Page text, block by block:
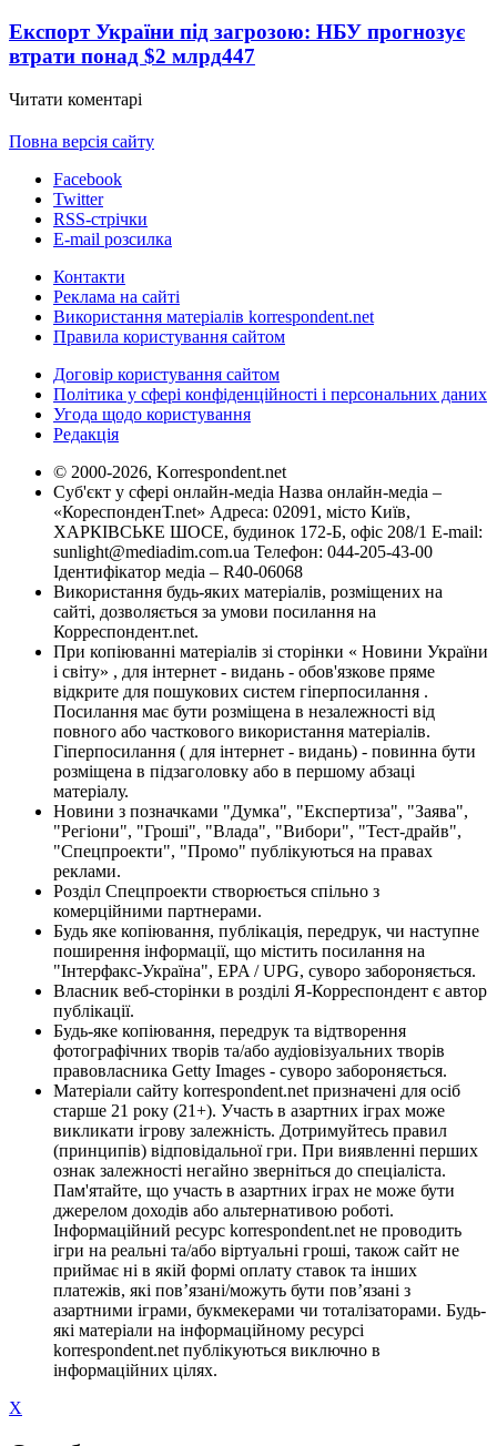
Експорт України під загрозою: НБУ прогнозує
втрати понад $2 млрд447
Читати коментарі
Повна версія сайту
Facebook
Twitter
RSS-стрічки
E-mail розсилка
Контакти
Реклама на сайті
Використання матеріалів korrespondent.net
Правила користування сайтом
Договір користування сайтом
Політика у сфері конфіденційності і персональних даних
Угода щодо користування
Редакція
© 2000-2026, Korrespondent.net
Суб'єкт у сфері онлайн-медіа Назва онлайн-медіа –
«КореспонденТ.net» Адреса: 02091, місто Київ,
ХАРКІВСЬКЕ ШОСЕ, будинок 172-Б, офіс 208/1 E-mail:
sunlight@mediadim.com.ua Телефон: 044-205-43-00
Ідентифікатор медіа – R40-06068
Використання будь-яких матеріалів, розміщених на
сайті, дозволяється за умови посилання на
Корреспондент.net.
При копіюванні матеріалів зі сторінки « Новини України
і світу» , для інтернет - видань - обов'язкове пряме
відкрите для пошукових систем гіперпосилання .
Посилання має бути розміщена в незалежності від
повного або часткового використання матеріалів.
Гіперпосилання ( для інтернет - видань) - повинна бути
розміщена в підзаголовку або в першому абзаці
матеріалу.
Новини з позначками "Думка", "Експертиза", "Заява",
"Регіони", "Гроші", "Влада", "Вибори", "Тест-драйв",
"Спецпроекти", "Промо" публікуються на правах
реклами.
Розділ Спецпроекти створюється спільно з
комерційними партнерами.
Будь яке копіювання, публікація, передрук, чи наступне
поширення інформації, що містить посилання на
"Інтерфакс-Україна", EPA / UPG, суворо забороняється.
Власник веб-сторінки в розділі Я-Корреспондент є автор
публікації.
Будь-яке копіювання, передрук та відтворення
фотографічних творів та/або аудіовізуальних творів
правовласника Getty Images - суворо забороняється.
Матеріали сайту korrespondent.net призначені для осіб
старше 21 року (21+). Участь в азартних іграх може
викликати ігрову залежність. Дотримуйтесь правил
(принципів) відповідальної гри. При виявленні перших
ознак залежності негайно зверніться до спеціаліста.
Пам'ятайте, що участь в азартних іграх не може бути
джерелом доходів або альтернативою роботі.
Інформаційний ресурс korrespondent.net не проводить
ігри на реальні та/або віртуальні гроші, також сайт не
приймає ні в якій формі оплату ставок та інших
платежів, які пов’язані/можуть бути пов’язані з
азартними іграми, букмекерами чи тоталізаторами. Будь-
які матеріали на інформаційному ресурсі
korrespondent.net публікуються виключно в
інформаційних цілях.
X